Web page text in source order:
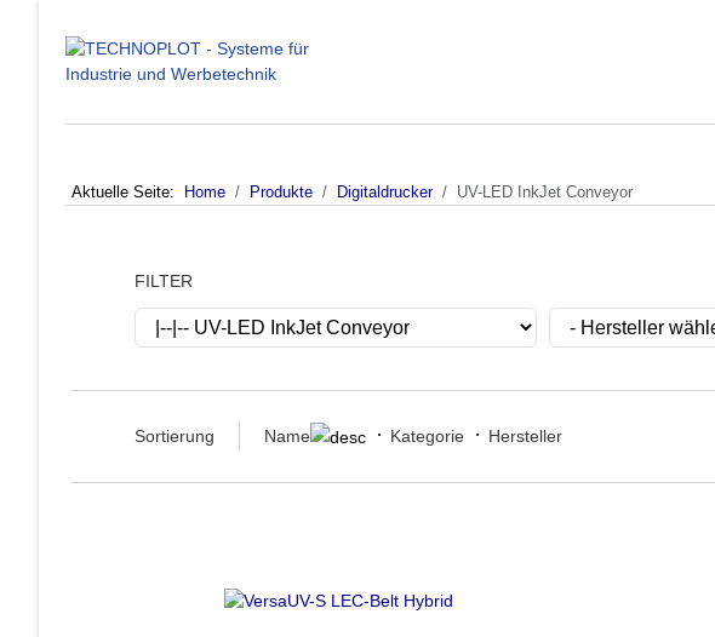
Aktuelle Seite: Home Produkte Digitaldrucker UV-LED InkJet Conveyor
FILTER
Sortierung Name Kategorie Hersteller